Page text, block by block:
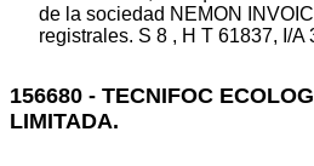
de la sociedad NEMON
registrales. S 8 , H T 61837, I/A
156680 - TECNIFOC
LIMITADA.